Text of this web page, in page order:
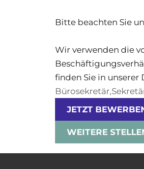
Bitte beachten Sie
Wir verwenden die
finden Sie in
JETZT
WEITERE